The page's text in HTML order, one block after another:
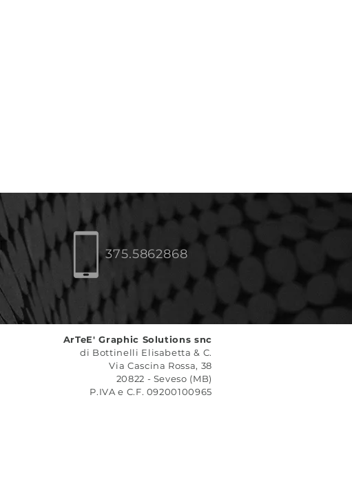
375.5862868
ArTeE' Graphic Solutions snc
di Bottinelli Elisabetta & C.
Via Cascina Rossa, 38
20822 - Seveso (MB)
P.IVA e C.F. 09200100965